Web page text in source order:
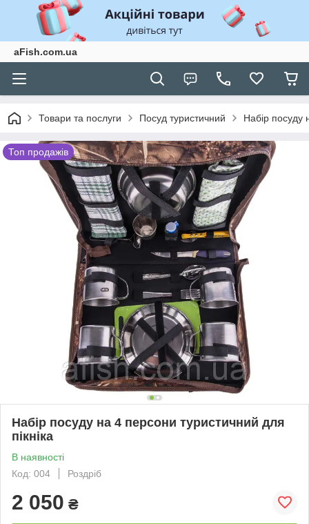
aFish.com.ua
Товари та послуги Посуд туристичний Набір посуду
Топ продажів
Набір посуду на 4 персони туристичний для
пікніка
В наявності
Код: 004
Роздріб
2 050 ₴